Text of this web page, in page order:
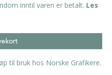
inntil varen er betalt. Les
til bruk hos Norske Grafikere.